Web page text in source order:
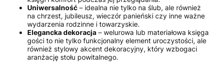
Uniwersalność – idealna nie tylko na ślub, ale również
na chrzest, jubileusz, wieczór panieński czy inne ważne
wydarzenia rodzinne i towarzyskie.
Elegancka dekoracja – welurowa lub materiałowa księga
gości to nie tylko funkcjonalny element uroczystości, ale
również stylowy akcent dekoracyjny, który wzbogaci
aranżację stołu powitalnego.